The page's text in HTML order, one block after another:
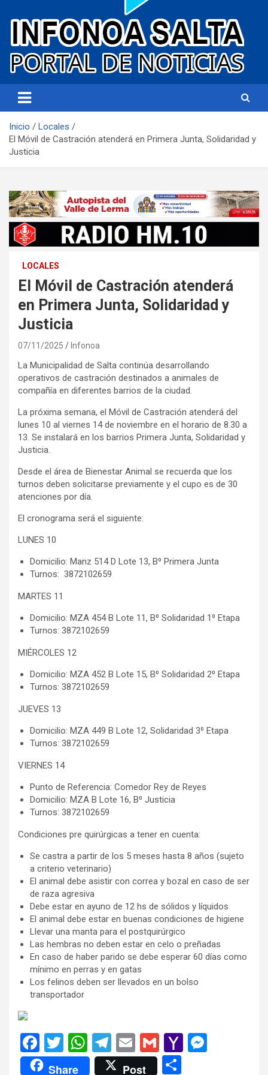
Infonoa Salta
Inicio
Locales
El Móvil de Castración atenderá en Primera Junta, Solidaridad y
Justicia
LOCALES
El Móvil de Castración atenderá
en Primera Junta, Solidaridad y
Justicia
07/11/2025 Infonoa
La Municipalidad de Salta continúa desarrollando
operativos de castración destinados a animales de
compañía en diferentes barrios de la ciudad.
La próxima semana, el Móvil de Castración atenderá del
lunes 10 al viernes 14 de noviembre en el horario de 8.30 a
13. Se instalará en los barrios Primera Junta, Solidaridad y
Justicia.
Desde el área de Bienestar Animal se recuerda que los
turnos deben solicitarse previamente y el cupo es de 30
atenciones por día.
El cronograma será el siguiente:
LUNES 10
Domicilio: Manz 514 D Lote 13, B⁰ Primera Junta
Turnos: 3872102659
MARTES 11
Domicilio: MZA 454 B Lote 11, B⁰ Solidaridad 1⁰ Etapa
Turnos: 3872102659
MIÉRCOLES 12
Domicilio: MZA 452 B Lote 15, B⁰ Solidaridad 2⁰ Etapa
Turnos: 3872102659
JUEVES 13
Domicilio: MZA 449 B Lote 12, Solidaridad 3⁰ Etapa
Turnos: 3872102659
VIERNES 14
Punto de Referencia: Comedor Rey de Reyes
Domicilio: MZA B Lote 16, B⁰ Justicia
Turnos: 3872102659
Condiciones pre quirúrgicas a tener en cuenta:
Se castra a partir de los 5 meses hasta 8 años (sujeto
a criterio veterinario)
El animal debe asistir con correa y bozal en caso de ser
de raza agresiva
Debe estar en ayuno de 12 hs de sólidos y líquidos
El animal debe estar en buenas condiciones de higiene
Llevar una manta para el postquirúrgico
Las hembras no deben estar en celo o preñadas
En caso de haber parido se debe esperar 60 días como
mínimo en perras y en gatas
Los felinos deben ser llevados en un bolso
transportador
F
a
T
wi
W
h
T
el
E
m
G
m
Y
Share Post